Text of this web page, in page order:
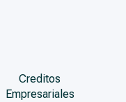
Creditos
Empresariales